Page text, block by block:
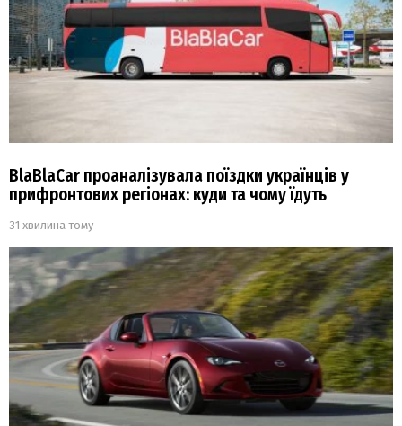
BlaBlaCar проаналізувала поїздки українців у
прифронтових регіонах: куди та чому їдуть
31 хвилина тому